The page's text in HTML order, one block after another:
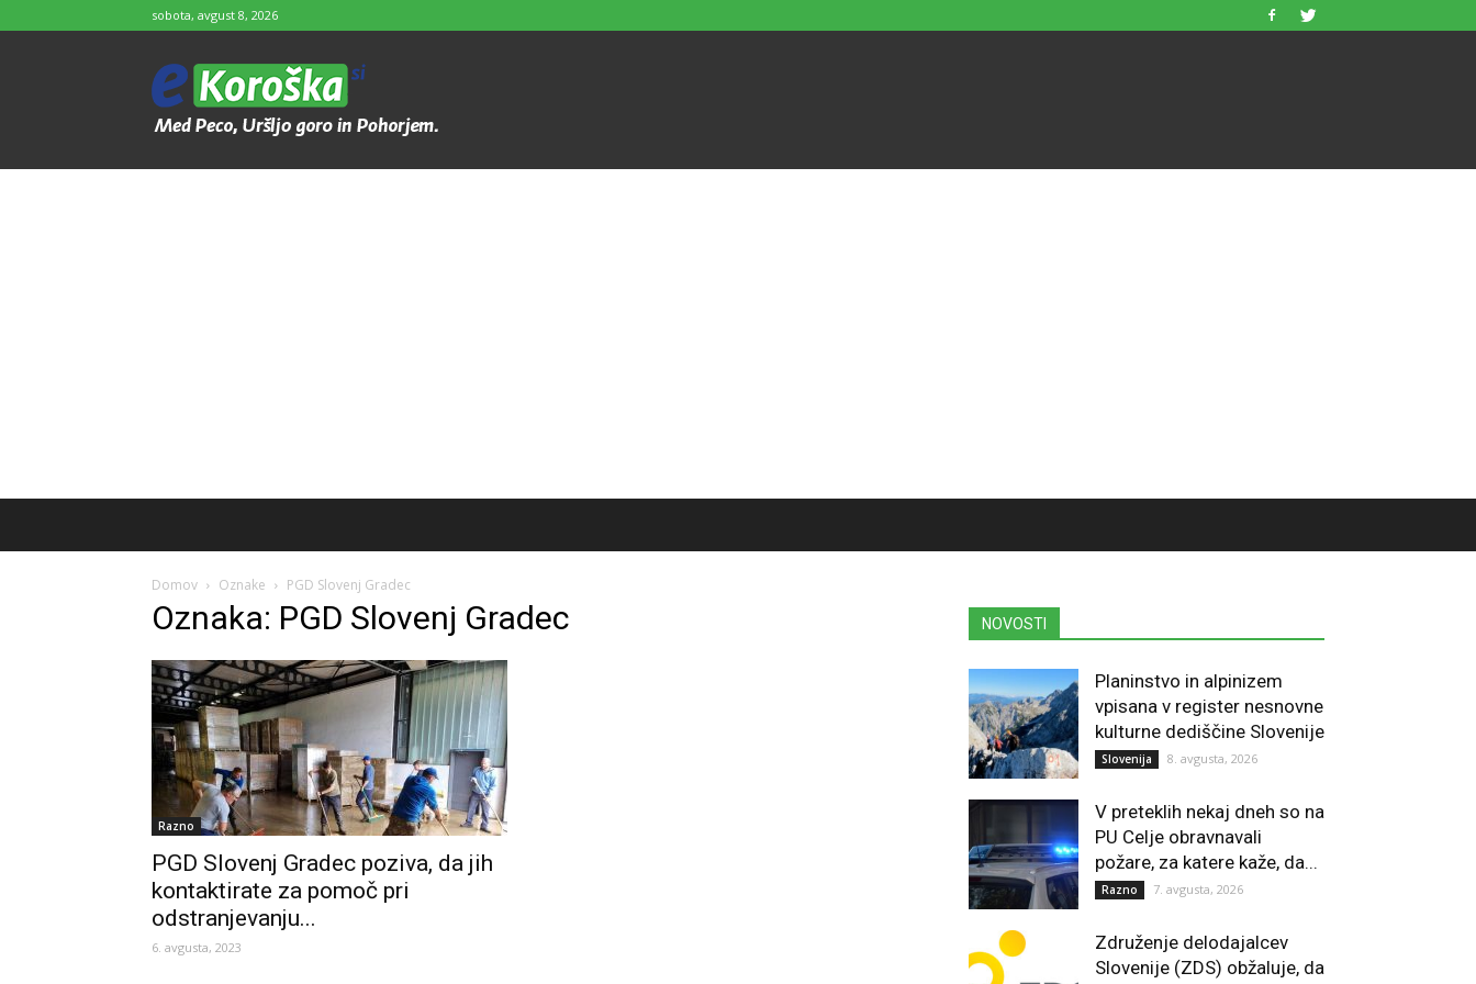
sobota, avgust 8, 2026
e-
Koroška
Domov Oznake PGD Slovenj Gradec
Oznaka: PGD Slovenj Gradec
Razno
PGD Slovenj Gradec poziva, da jih
kontaktirate za pomoč pri
odstranjevanju...
6. avgusta, 2023
NOVOSTI
Planinstvo in alpinizem
vpisana v register nesnovne
kulturne dediščine Slovenije
Slovenija 8. avgusta, 2026
V preteklih nekaj dneh so na
PU Celje obravnavali
požare, za katere kaže, da...
Razno 7. avgusta, 2026
Združenje delodajalcev
Slovenije (ZDS) obžaluje, da